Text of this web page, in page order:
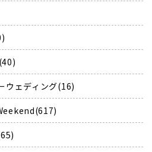
ウェディング(16)